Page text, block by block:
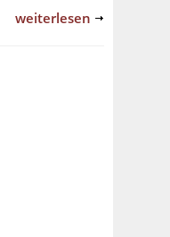
weiterlesen